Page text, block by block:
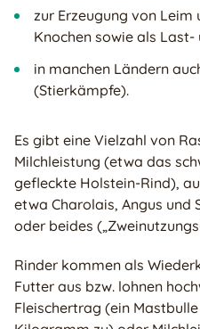
zur Erzeugung von Leim
Knochen sowie als Last-
in manchen Ländern
(Stierkämpfe).
Es gibt eine Vielzahl von
Milchleistung (etwa das
gefleckte Holstein-Rind),
etwa Charolais, Angus und
oder beides
Rinder kommen als
Futter aus bzw. lohnen
Fleischertrag (ein